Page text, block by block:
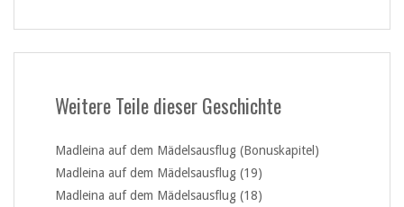
Weitere Teile dieser Geschichte
Madleina auf dem Mädelsausflug (Bonuskapitel)
Madleina auf dem Mädelsausflug (19)
Madleina auf dem Mädelsausflug (18)